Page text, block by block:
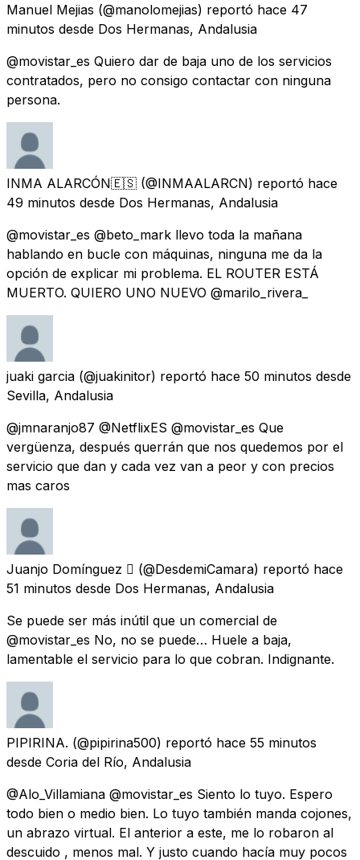
Manuel Mejias (@manolomejias) reportó hace 47
minutos desde Dos Hermanas, Andalusia
@movistar_es Quiero dar de baja uno de los servicios
contratados, pero no consigo contactar con ninguna
persona.
INMA ALARCÓN🇪🇸 (@INMAALARCN) reportó hace
49 minutos desde Dos Hermanas, Andalusia
@movistar_es @beto_mark llevo toda la mañana
hablando en bucle con máquinas, ninguna me da la
opción de explicar mi problema. EL ROUTER ESTÁ
MUERTO. QUIERO UNO NUEVO @marilo_rivera_
juaki garcia (@juakinitor) reportó hace 50 minutos desde
Sevilla, Andalusia
@jmnaranjo87 @NetflixES @movistar_es Que
vergüenza, después querrán que nos quedemos por el
servicio que dan y cada vez van a peor y con precios
mas caros
Juanjo Domínguez  (@DesdemiCamara) reportó hace
51 minutos desde Dos Hermanas, Andalusia
Se puede ser más inútil que un comercial de
@movistar_es No, no se puede… Huele a baja,
lamentable el servicio para lo que cobran. Indignante.
PIPIRINA. (@pipirina500) reportó hace 55 minutos
desde Coria del Río, Andalusia
@Alo_Villamiana @movistar_es Siento lo tuyo. Espero
todo bien o medio bien. Lo tuyo también manda cojones,
un abrazo virtual. El anterior a este, me lo robaron al
descuido , menos mal. Y justo cuando hacía muy pocos